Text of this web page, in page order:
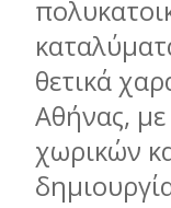
θετικά
Αθήνας,
χωρικών